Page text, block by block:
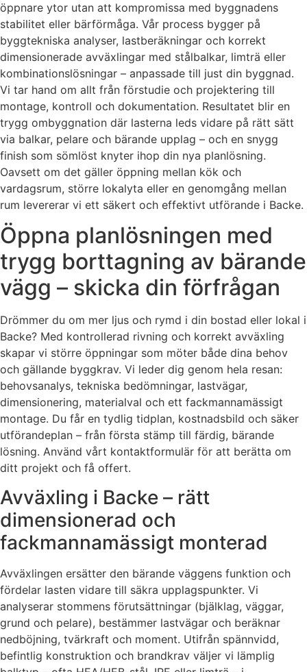
öppnare ytor utan att kompromissa med byggnadens
stabilitet eller bärförmåga. Vår process bygger på
byggtekniska analyser, lastberäkningar och korrekt
dimensionerade avväxlingar med stålbalkar, limträ eller
kombinationslösningar – anpassade till just din byggnad.
Vi tar hand om allt från förstudie och projektering till
montage, kontroll och dokumentation. Resultatet blir en
trygg ombyggnation där lasterna leds vidare på rätt sätt
via balkar, pelare och bärande upplag – och en snygg
finish som sömlöst knyter ihop din nya planlösning.
Oavsett om det gäller öppning mellan kök och
vardagsrum, större lokalyta eller en genomgång mellan
rum levererar vi ett säkert och effektivt utförande i Backe.
Öppna planlösningen med
trygg borttagning av bärande
vägg – skicka din förfrågan
Drömmer du om mer ljus och rymd i din bostad eller lokal i
Backe? Med kontrollerad rivning och korrekt avväxling
skapar vi större öppningar som möter både dina behov
och gällande byggkrav. Vi leder dig genom hela resan:
behovsanalys, tekniska bedömningar, lastvägar,
dimensionering, materialval och ett fackmannamässigt
montage. Du får en tydlig tidplan, kostnadsbild och säker
utförandeplan – från första stämp till färdig, bärande
lösning. Använd vårt kontaktformulär för att berätta om
ditt projekt och få offert.
Avväxling i Backe – rätt
dimensionerad och
fackmannamässigt monterad
Avväxlingen ersätter den bärande väggens funktion och
fördelar lasten vidare till säkra upplagspunkter. Vi
analyserar stommens förutsättningar (bjälklag, väggar,
grund och pelare), bestämmer lastvägar och beräknar
nedböjning, tvärkraft och moment. Utifrån spännvidd,
befintlig konstruktion och brandkrav väljer vi lämplig